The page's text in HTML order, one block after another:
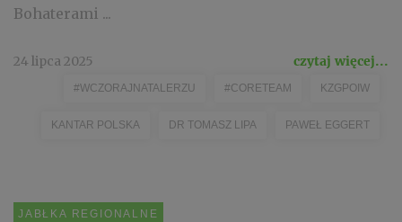
Bohaterami ...
24 lipca 2025 czytaj więcej...
#WCZORAJNATALERZU #CORETEAM KZGPOIW
KANTAR POLSKA DR TOMASZ LIPA PAWEŁ EGGERT
JABŁKA REGIONALNE